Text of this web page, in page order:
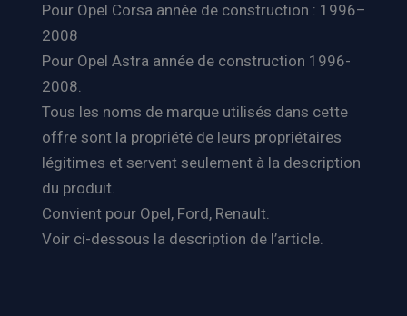
Pour Opel Corsa année de construction : 1996–
2008
Pour Opel Astra année de construction 1996-
2008.
Tous les noms de marque utilisés dans cette
offre sont la propriété de leurs propriétaires
légitimes et servent seulement à la description
du produit.
Convient pour Opel, Ford, Renault.
Voir ci-dessous la description de l’article.